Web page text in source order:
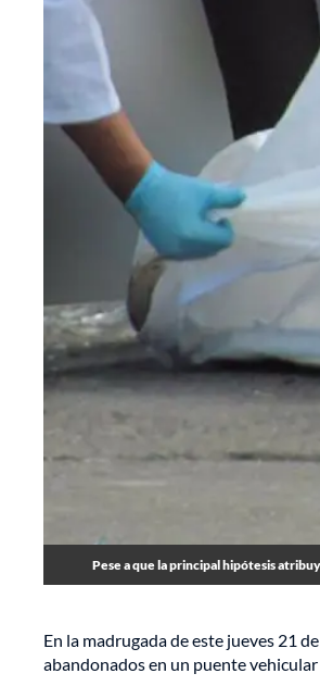
Pese a que la principal hipótesis
En la madrugada de este jueves 21
abandonados en un puente